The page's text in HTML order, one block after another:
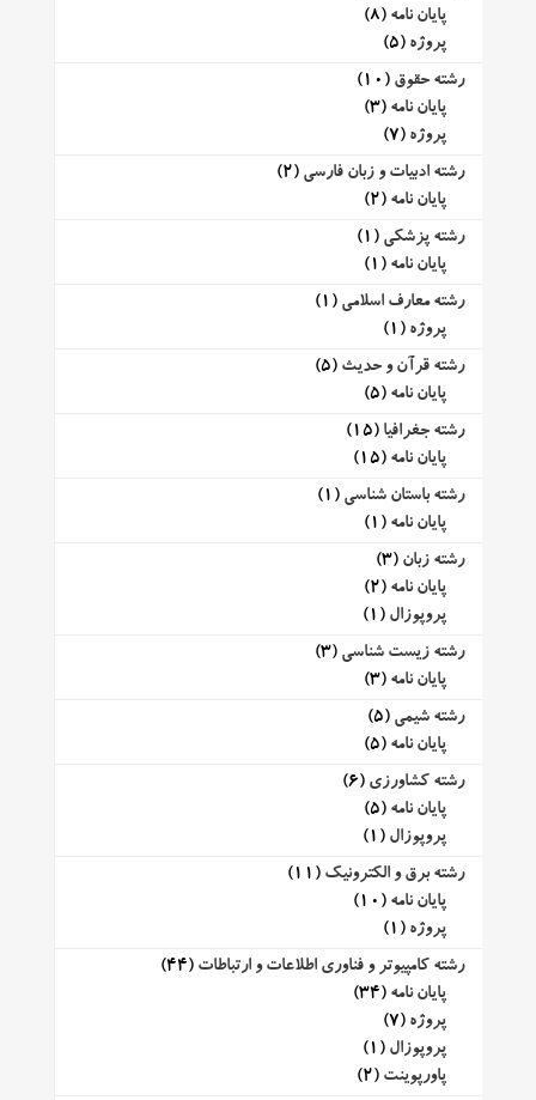
پایان نامه (8)
پروژه (5)
رشته حقوق (10)
پایان نامه (3)
پروژه (7)
رشته ادبیات و زبان فارسی (2)
پایان نامه (2)
رشته پزشکی (1)
پایان نامه (1)
رشته معارف اسلامی (1)
پروژه (1)
رشته قرآن و حدیث (5)
پایان نامه (5)
رشته جغرافیا (15)
پایان نامه (15)
رشته باستان شناسی (1)
پایان نامه (1)
رشته زبان (3)
پایان نامه (2)
پروپوزال (1)
رشته زیست شناسی (3)
پایان نامه (3)
رشته شیمی (5)
پایان نامه (5)
رشته کشاورزی (6)
پایان نامه (5)
پروپوزال (1)
رشته برق و الکترونیک (11)
پایان نامه (10)
پروژه (1)
رشته کامپیوتر و فناوری اطلاعات و ارتباطات (44)
پایان نامه (34)
پروژه (7)
پروپوزال (1)
پاورپوینت (2)